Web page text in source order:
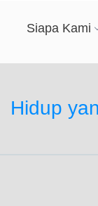
Siapa Kami
Hidup